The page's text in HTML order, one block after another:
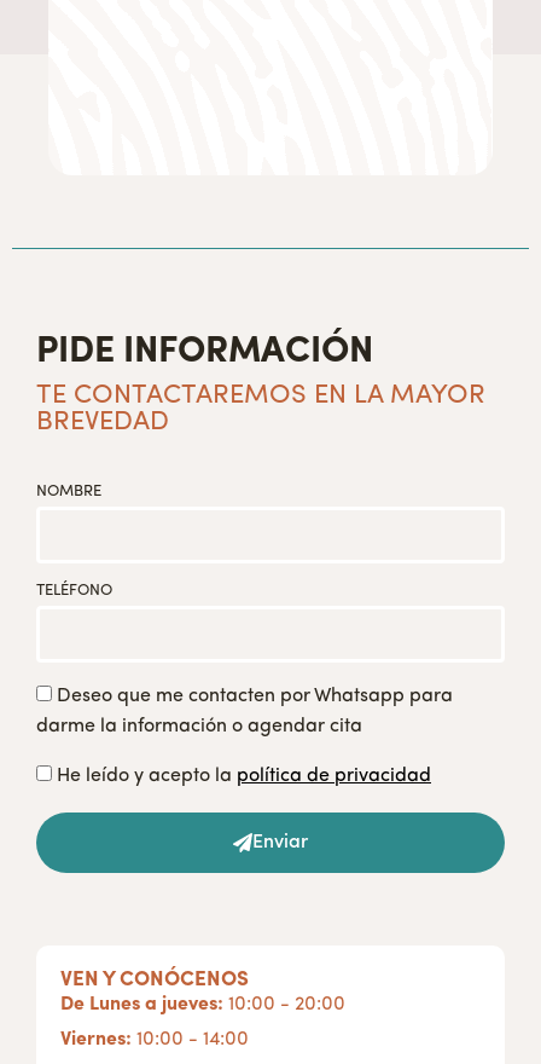
PIDE INFORMACIÓN
TE CONTACTAREMOS EN LA MAYOR
BREVEDAD
NOMBRE
TELÉFONO
Deseo que me contacten por Whatsapp para
darme la información o agendar cita
He leído y acepto la política de privacidad
Enviar
VEN Y CONÓCENOS
De Lunes a jueves: 10:00 - 20:00
Viernes: 10:00 - 14:00